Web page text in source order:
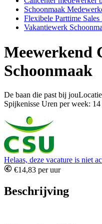
Schoonmaak
Flexibele Parttime
Vakantiewerk
Meewerkend
Schoonmaak
De baan die past bij
Spijkenisse Uren per week:
Helaas, deze vacature is niet
€14,83 per uur
Beschrijving